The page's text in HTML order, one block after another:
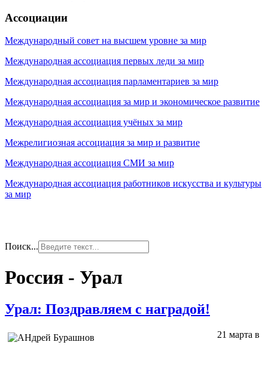
Ассоциации
Международный совет на высшем уровне за мир
Международная ассоциация первых леди за мир
Международная ассоциация парламентариев за мир
Международная ассоциация за мир и экономическое развитие
Международная ассоциация учёных за мир
Межрелигиозная ассоциация за мир и развитие
Международная ассоциация СМИ за мир
Международная ассоциация работников искусства и культуры
за мир
Поиск...
Россия - Урал
Урал: Поздравляем с наградой!
21 марта в